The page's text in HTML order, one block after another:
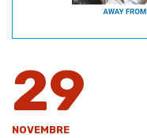
29
NOVEMBRE